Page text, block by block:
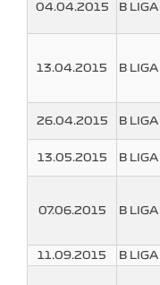
04.04.2015 B LIGA
13.04.2015 B LIGA
26.04.2015 B LIGA
13.05.2015 B LIGA
07.06.2015 B LIGA
11.09.2015 B LIGA